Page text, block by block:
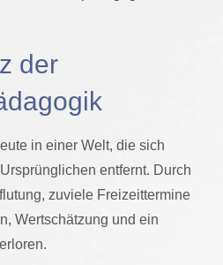
der
in einer Welt, die sich
entfernt. Durch
zuviele Freizeittermine
Wertschätzung und ein